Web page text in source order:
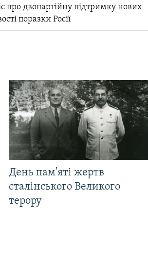
про двопартійну підтримку нових
поразки Росії
День пам'яті жертв
сталінського Великого
терору